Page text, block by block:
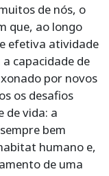
de nós, o
que, ao longo
efetiva atividade
capacidade de
por novos
os desafios
de vida: a
bem
humano e,
de uma